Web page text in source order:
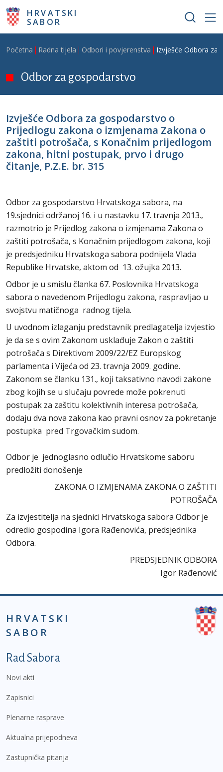
Skoči na glavni sadržaj
HRVATSKI
SABOR
Breadcrumb
Početna Radna tijela Odbori i povjerenstva Izvješće Odbora za
Odbor za gospodarstvo
Izvješće Odbora za gospodarstvo o
Prijedlogu zakona o izmjenama Zakona o
zaštiti potrošača, s Konačnim prijedlogom
zakona, hitni postupak, prvo i drugo
čitanje, P.Z.E. br. 315
Odbor za gospodarstvo Hrvatskoga sabora, na
19.sjednici održanoj 16. i u nastavku 17. travnja 2013.,
razmotrio je Prijedlog zakona o izmjenama Zakona o
zaštiti potrošača, s Konačnim prijedlogom zakona, koji
je predsjedniku Hrvatskoga sabora podnijela Vlada
Republike Hrvatske, aktom od 13. ožujka 2013.
Odbor je u smislu članka 67. Poslovnika Hrvatskoga
sabora o navedenom Prijedlogu zakona, raspravljao u
svojstvu matičnoga radnog tijela.
U uvodnom izlaganju predstavnik predlagatelja izvjestio
je da se s ovim Zakonom usklađuje Zakon o zaštiti
potrošača s Direktivom 2009/22/EZ Europskog
parlamenta i Vijeća od 23. travnja 2009. godine.
Zakonom se članku 131., koji taksativno navodi zakone
zbog kojih se u slučaju povrede može pokrenuti
postupak za zaštitu kolektivnih interesa potrošača,
dodaju dva nova zakona kao pravni osnov za pokretanje
postupka pred Trgovačkim sudom.
Odbor je jednoglasno odlučio Hrvatskome saboru
predložiti donošenje
ZAKONA O IZMJENAMA ZAKONA O ZAŠTITI
POTROŠAČA
Za izvjestitelja na sjednici Hrvatskoga sabora Odbor je
odredio gospodina Igora Rađenovića, predsjednika
Odbora.
PREDSJEDNIK ODBORA
Igor Rađenović
HRVATSKI
SABOR
Podnožje prvi izbornik
Rad Sabora
Novi akti
Zapisnici
Plenarne rasprave
Aktualna prijepodneva
Zastupnička pitanja